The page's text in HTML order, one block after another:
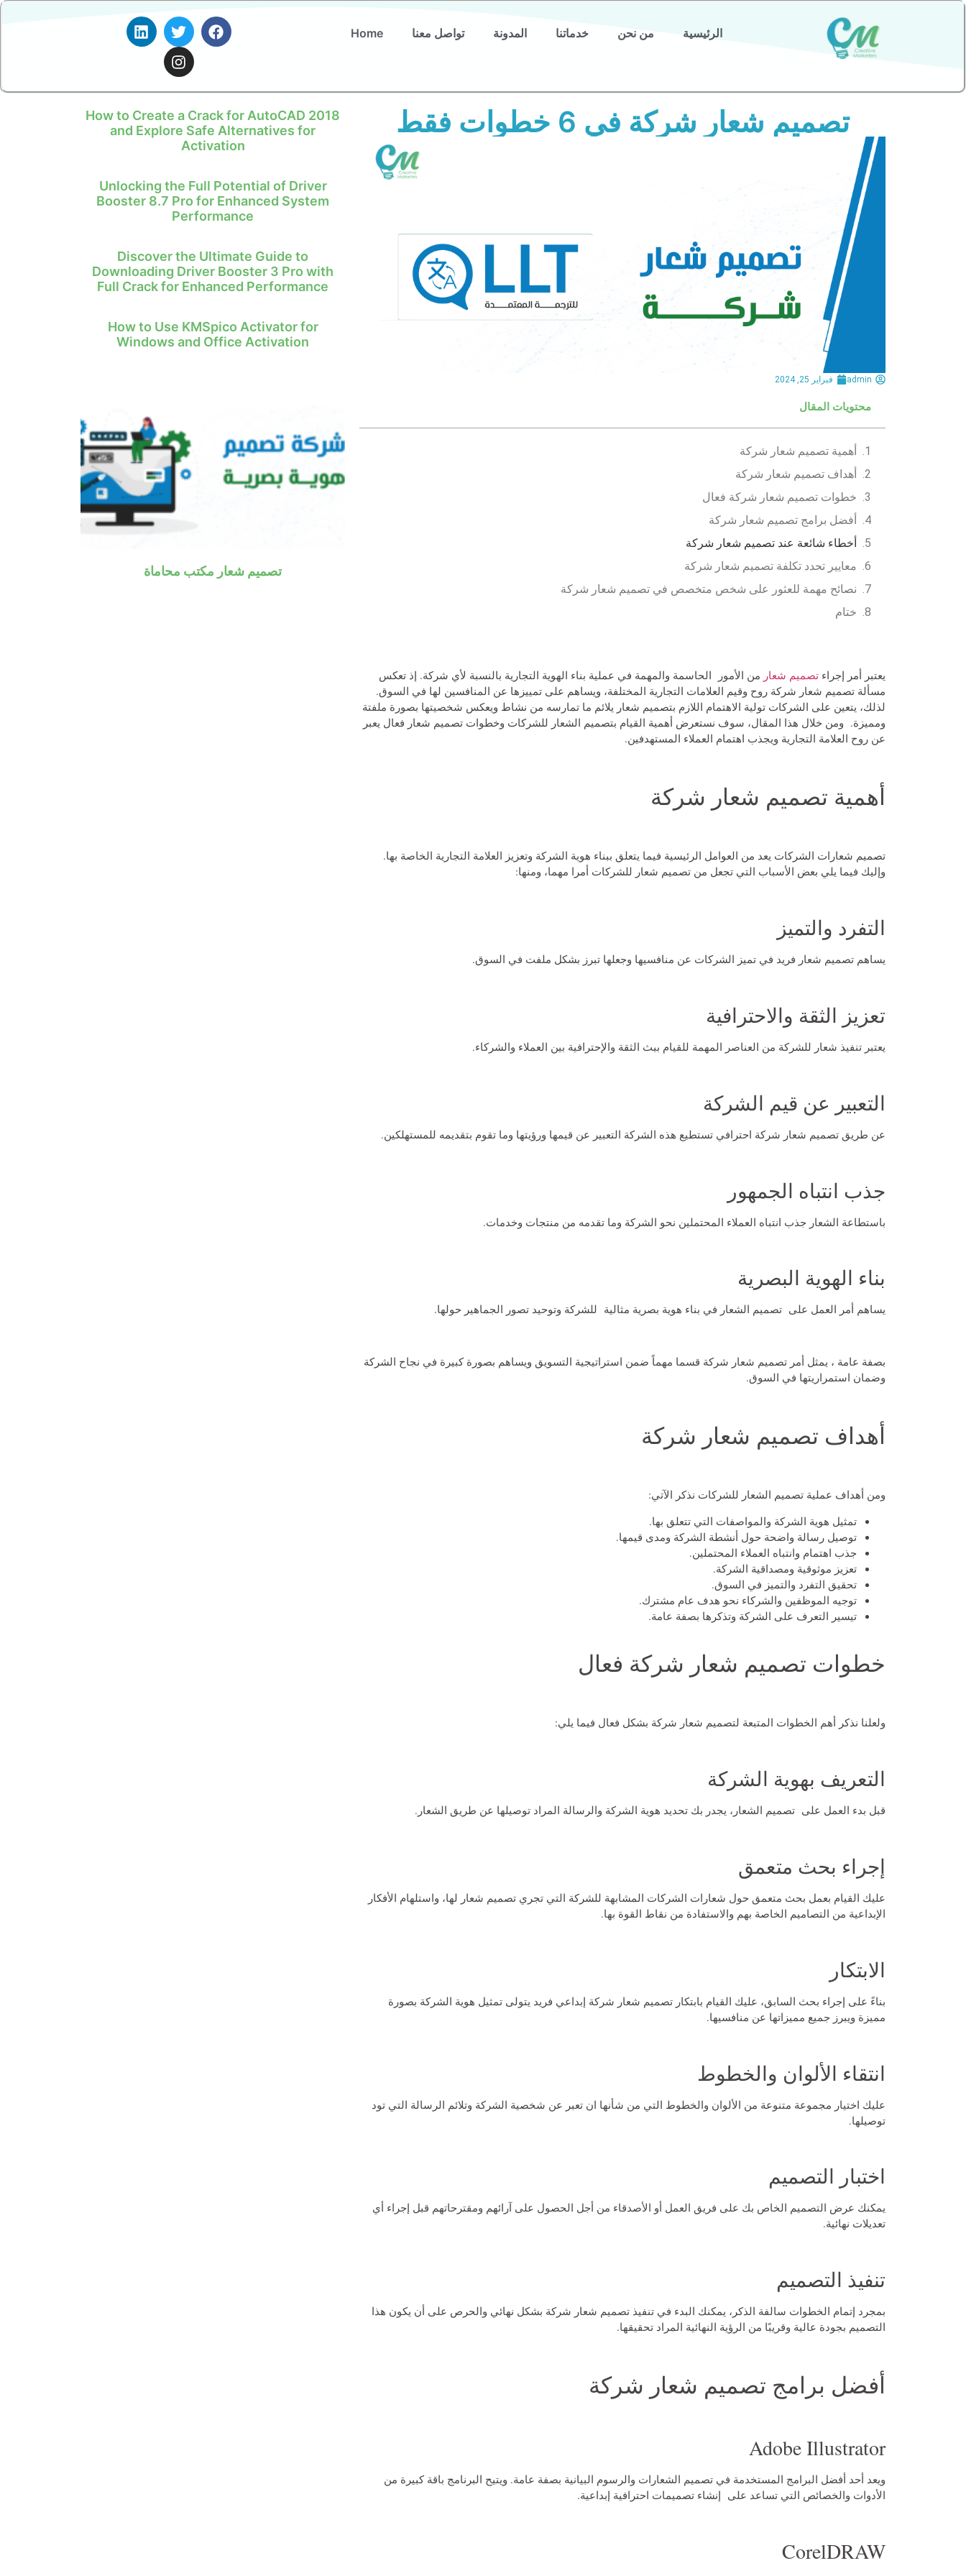
الرئيسية من نحن خدماتنا المدونة تواصل معنا Home
تصميم شعار شركة في 6 خطوات فقط
admin فبراير 25, 2024
محتويات المقال
أهمية تصميم شعار شركة
أهداف تصميم شعار شركة
خطوات تصميم شعار شركة فعال
أفضل برامج تصميم شعار شركة
أخطاء شائعة عند تصميم شعار شركة
معايير تحدد تكلفة تصميم شعار شركة
نصائح مهمة للعثور على شخص متخصص في تصميم شعار شركة
ختام
يعتبر أمر إجراء تصميم شعار من الأمور الحاسمة والمهمة في عملية بناء الهوية التجارية بالنسبة لأي شركة. إذ تعكس
مسألة تصميم شعار شركة روح وقيم العلامات التجارية المختلفة، ويساهم على تمييزها عن المنافسين لها في السوق.
لذلك، يتعين على الشركات تولية الاهتمام اللازم بتصميم شعار يلائم ما تمارسه من نشاط ويعكس شخصيتها بصورة ملفتة
ومميزة. ومن خلال هذا المقال، سوف نستعرض أهمية القيام بتصميم الشعار للشركات وخطوات تصميم شعار فعال يعبر
عن روح العلامة التجارية ويجذب اهتمام العملاء المستهدفين.
أهمية تصميم شعار شركة
تصميم شعارات الشركات يعد من العوامل الرئيسية فيما يتعلق ببناء هوية الشركة وتعزيز العلامة التجارية الخاصة بها.
وإليك فيما يلي بعض الأسباب التي تجعل من تصميم شعار للشركات أمرا مهما، ومنها:
التفرد والتميز
يساهم تصميم شعار فريد في تميز الشركات عن منافسيها وجعلها تبرز بشكل ملفت في السوق.
تعزيز الثقة والاحترافية
يعتبر تنفيذ شعار للشركة من العناصر المهمة للقيام ببث الثقة والإحترافية بين العملاء والشركاء.
التعبير عن قيم الشركة
عن طريق تصميم شعار شركة احترافي تستطيع هذه الشركة التعبير عن قيمها ورؤيتها وما تقوم بتقديمه للمستهلكين.
جذب انتباه الجمهور
باستطاعة الشعار جذب انتباه العملاء المحتملين نحو الشركة وما تقدمه من منتجات وخدمات.
بناء الهوية البصرية
يساهم أمر العمل على تصميم الشعار في بناء هوية بصرية مثالية للشركة وتوحيد تصور الجماهير حولها.
بصفة عامة ، يمثل أمر تصميم شعار شركة قسما مهماً ضمن استراتيجية التسويق ويساهم بصورة كبيرة في نجاح الشركة
وضمان استمراريتها في السوق.
أهداف تصميم شعار شركة
ومن أهداف عملية تصميم الشعار للشركات نذكر الآتي:
تمثيل هوية الشركة والمواصفات التي تتعلق بها.
توصيل رسالة واضحة حول أنشطة الشركة ومدى قيمها.
جذب اهتمام وانتباه العملاء المحتملين.
تعزيز موثوقية ومصداقية الشركة.
تحقيق التفرد والتميز في السوق.
توجيه الموظفين والشركاء نحو هدف عام مشترك.
تيسير التعرف على الشركة وتذكرها بصفة عامة.
خطوات تصميم شعار شركة فعال
ولعلنا نذكر أهم الخطوات المتبعة لتصميم شعار شركة بشكل فعال فيما يلي:
التعريف بهوية الشركة
قبل بدء العمل على تصميم الشعار، يجدر بك تحديد هوية الشركة والرسالة المراد توصيلها عن طريق الشعار.
إجراء بحث متعمق
عليك القيام بعمل بحث متعمق حول شعارات الشركات المشابهة للشركة التي تجري تصميم شعار لها، واستلهام الأفكار
الإبداعية من التصاميم الخاصة بهم والاستفادة من نقاط القوة بها.
الابتكار
بناءً على إجراء بحث السابق، عليك القيام بابتكار تصميم شعار شركة إبداعي فريد يتولى تمثيل هوية الشركة بصورة
مميزة ويبرز جميع مميزاتها عن منافسيها.
انتقاء الألوان والخطوط
عليك اختيار مجموعة متنوعة من الألوان والخطوط التي من شأنها ان تعبر عن شخصية الشركة وتلائم الرسالة التي تود
توصيلها.
اختبار التصميم
يمكنك عرض التصميم الخاص بك على فريق العمل أو الأصدقاء من أجل الحصول على آرائهم ومقترحاتهم قبل إجراء أي
تعديلات نهائية.
تنفيذ التصميم
بمجرد إتمام الخطوات سالفة الذكر، يمكنك البدء في تنفيذ تصميم شعار شركة بشكل نهائي والحرص على أن يكون هذا
التصميم بجودة عالية وقريبًا من الرؤية النهائية المراد تحقيقها.
أفضل برامج تصميم شعار شركة
Adobe Illustrator
ويعد أحد أفضل البرامج المستخدمة في تصميم الشعارات والرسوم البيانية بصفة عامة. ويتيح البرنامج باقة كبيرة من
الأدوات والخصائص التي تساعد على إنشاء تصميمات احترافية إبداعية.
CorelDRAW
How to Create a Crack for AutoCAD 2018
and Explore Safe Alternatives for
Activation
Unlocking the Full Potential of Driver
Booster 8.7 Pro for Enhanced System
Performance
Discover the Ultimate Guide to
Downloading Driver Booster 3 Pro with
Full Crack for Enhanced Performance
How to Use KMSpico Activator for
Windows and Office Activation
تصميم شعار مكتب محاماة